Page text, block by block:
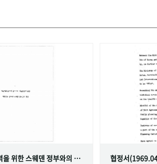
가족계획 분야 협력을 위한 스웨덴 정부와의 협정
협정서